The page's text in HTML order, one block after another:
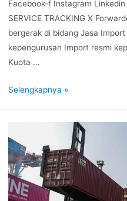
Facebook-f Instagram Linkedin
SERVICE TRACKING X
bergerak di bidang Jasa
kepengurusan Import resmi
Kuota …
Selengkapnya »